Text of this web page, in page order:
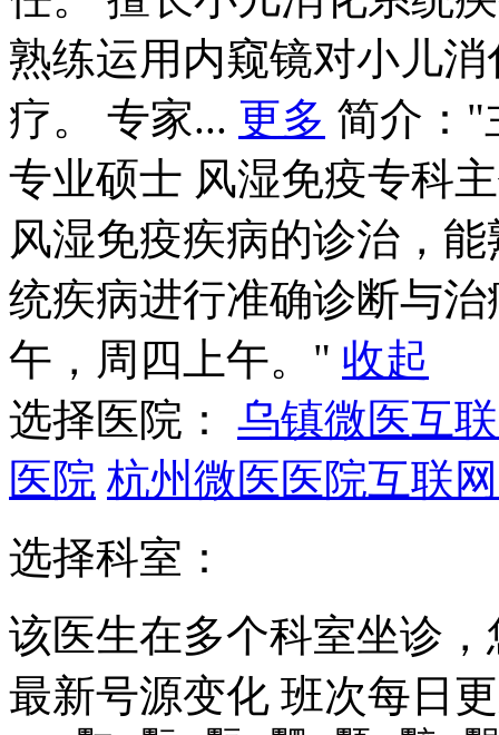
熟练运用内窥镜对小儿
疗。 专家... 更多 简介："
专业硕士 风湿免疫专科
风湿免疫疾病的诊治，
统疾病进行准确诊断与
午，周四上午。" 收起
选择医院： 乌镇微医互
医院 杭州微医医院互联
选择科室：
该医生在多个科室坐诊
最新号源变化 班次每日